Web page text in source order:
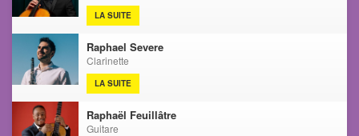
LA SUITE
Raphael Severe
Clarinette
LA SUITE
Raphaël Feuillâtre
Guitare